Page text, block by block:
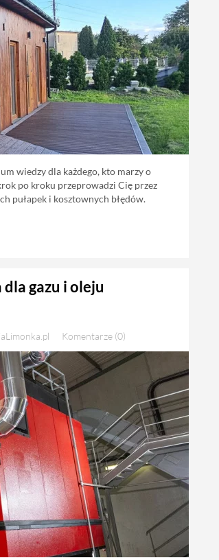
wiedzy dla każdego, kto marzy o
po kroku przeprowadzi Cię przez
pułapek i kosztownych błędów.
gazu i oleju
Komentarze (0)